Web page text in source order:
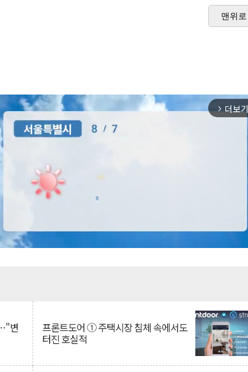
맨위로
arrow_forward_ios 더보기
변 프론트도어 ① 주택시장 침체 속에서도
터진 호실적